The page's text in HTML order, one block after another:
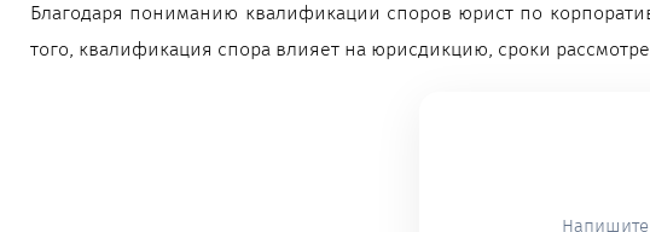
Благодаря пониманию квалификации споров юрист по
того, квалификация спора влияет на юрисдикцию, сроки